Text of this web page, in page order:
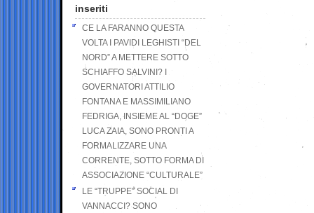
inseriti
CE LA FARANNO QUESTA
VOLTA I PAVIDI LEGHISTI “DEL
NORD” A METTERE SOTTO
SCHIAFFO SALVINI? I
GOVERNATORI ATTILIO
FONTANA E MASSIMILIANO
FEDRIGA, INSIEME AL “DOGE”
LUCA ZAIA, SONO PRONTI A
FORMALIZZARE UNA
CORRENTE, SOTTO FORMA DI
ASSOCIAZIONE “CULTURALE”
LE “TRUPPE” SOCIAL DI
VANNACCI? SONO